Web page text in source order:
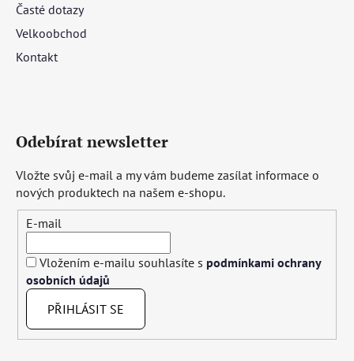
Časté dotazy
Velkoobchod
Kontakt
Odebírat newsletter
Vložte svůj e-mail a my vám budeme zasílat informace o
nových produktech na našem e-shopu.
E-mail
Vložením e-mailu souhlasíte s podmínkami ochrany
osobních údajů
PŘIHLÁSIT SE